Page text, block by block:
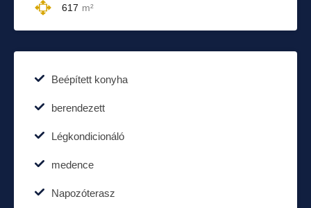
617 m²
Beépített konyha
berendezett
Légkondicionáló
medence
Napozóterasz